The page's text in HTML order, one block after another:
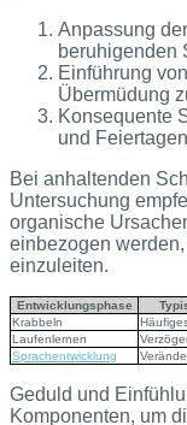
Anpassung
beruhigenden
Einführung
Übermüdung
Konsequente
und
Bei anhaltenden
Untersuchung
organische
einbezogen
einzuleiten.
Entwicklungsphase
Krabbeln
Laufenlernen
Sprachentwicklung
Geduld und
Komponenten, um